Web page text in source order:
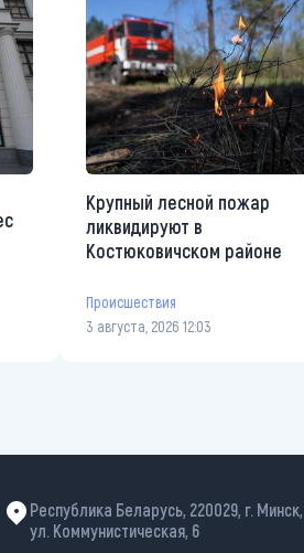
Крупный лесной пожар
ликвидируют в
Костюковичском районе
Происшествия
3 августа, 2026 12:03
Республика Беларусь, 220029, г. Минск,
ул. Коммунистическая, 6